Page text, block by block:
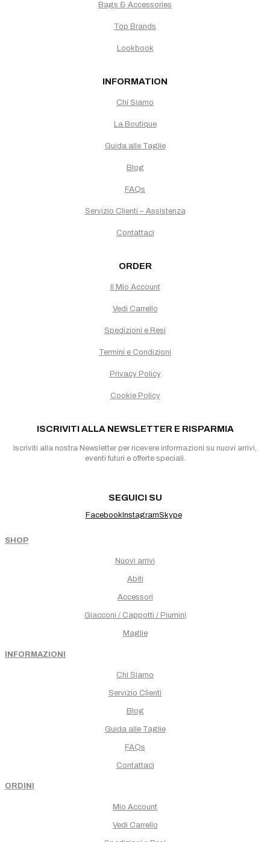
Bags & Accessories
Top Brands
Lookbook
INFORMATION
Chi Siamo
La Boutique
Guida alle Taglie
Blog
FAQs
Servizio Clienti – Assistenza
Contattaci
ORDER
Il Mio Account
Vedi Carrello
Spedizioni e Resi
Termini e Condizioni
Privacy Policy
Cookie Policy
ISCRIVITI ALLA NEWSLETTER E RISPARMIA
Iscriviti alla nostra Newsletter per ricevere informazioni su nuovi arrivi,
eventi futuri e offerte speciali.
SEGUICI SU
FacebookInstagramSkype
SHOP
Nuovi arrivi
Abiti
Accessori
Giacconi / Cappotti / Piumini
Maglie
INFORMAZIONI
Chi Siamo
Servizio Clienti
Blog
Guida alle Taglie
FAQs
Contattaci
ORDINI
Mio Account
Vedi Carrello